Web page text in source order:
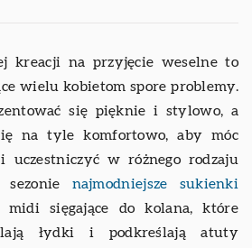
kreacji na przyjęcie weselne to
wielu kobietom spore problemy.
się pięknie i stylowo, a
na tyle komfortowo, aby móc
uczestniczyć w różnego rodzaju
sezonie najmodniejsze sukienki
midi sięgające do kolana, które
łydki i podkreślają atuty